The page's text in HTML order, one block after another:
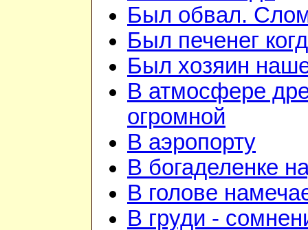
Был обвал.
Был печенег
Был хозяин
В атмосфере
огромной
В аэропорту
В богаделенке
В голове
В груди -